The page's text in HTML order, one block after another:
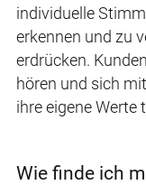
individuelle
erkennen und zu
erdrücken.
hören und sich
ihre eigene Werte
Wie finde ich